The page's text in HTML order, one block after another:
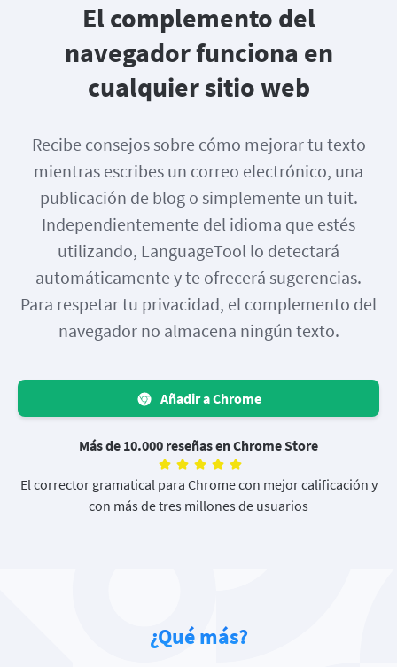
El complemento del
navegador funciona en
cualquier sitio web
Recibe consejos sobre cómo mejorar tu texto
mientras escribes un correo electrónico, una
publicación de blog o simplemente un tuit.
Independientemente del idioma que estés
utilizando, LanguageTool lo detectará
automáticamente y te ofrecerá sugerencias.
Para respetar tu privacidad, el complemento del
navegador no almacena ningún texto.
Añadir a Chrome
Más de 10.000 reseñas en Chrome Store
El corrector gramatical para Chrome con mejor calificación y
con más de tres millones de usuarios
¿Qué más?